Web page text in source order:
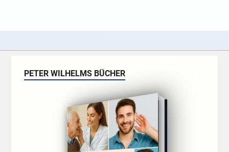
PETER WILHELMS BÜCHER